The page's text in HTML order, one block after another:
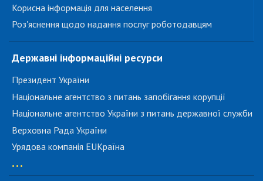
Корисна інформація для населення
Роз'яснення щодо надання послуг роботодавцям
Державні інформаційні ресурси
Президент України
Національне агентство з питань запобігання корупції
Національне агентство України з питань державної служби
Верховна Рада України
Урядова компанія EUКраїна
...